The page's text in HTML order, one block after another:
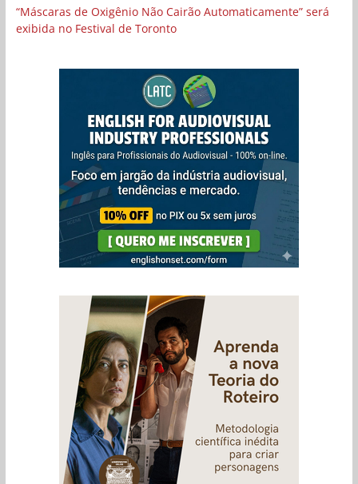
“Máscaras de Oxigênio Não Cairão Automaticamente” será
exibida no Festival de Toronto